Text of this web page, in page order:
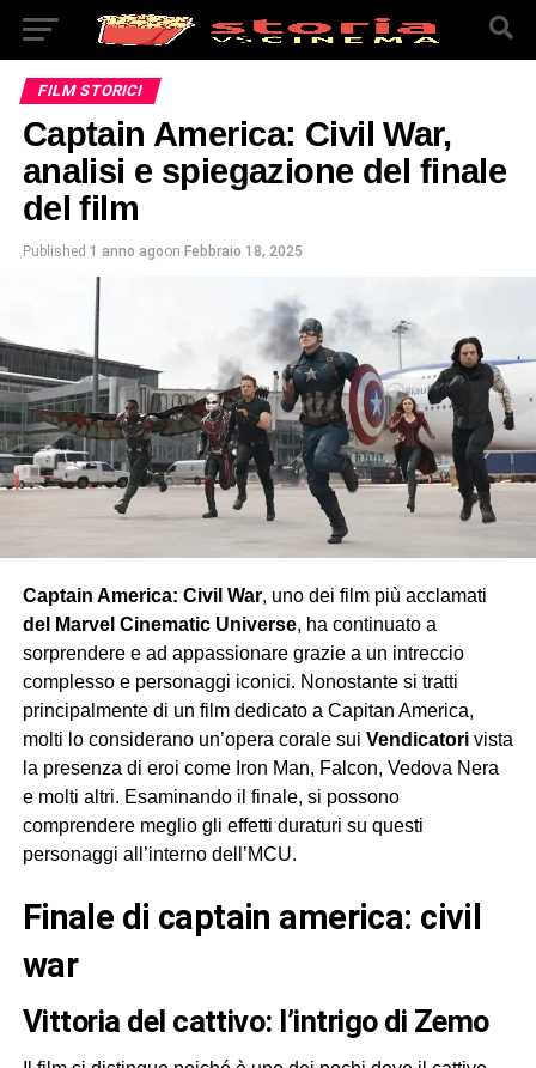
FILM STORICI
Captain America: Civil War,
analisi e spiegazione del finale
del film
Published 1 anno agoon Febbraio 18, 2025
Captain America: Civil War, uno dei film più acclamati
del Marvel Cinematic Universe, ha continuato a
sorprendere e ad appassionare grazie a un intreccio
complesso e personaggi iconici. Nonostante si tratti
principalmente di un film dedicato a Capitan America,
molti lo considerano un’opera corale sui Vendicatorivista
la presenza di eroi come Iron Man, Falcon, Vedova Nera
e molti altri. Esaminando il finale, si possono
comprendere meglio gli effetti duraturi su questi
personaggi all’interno dell’MCU.
finale di captain america: civil
war
vittoria del cattivo: l’intrigo di Zemo